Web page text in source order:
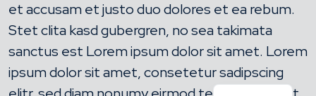
et accusam et justo duo dolores et ea rebum.
Stet clita kasd gubergren, no sea takimata
sanctus est Lorem ipsum dolor sit amet. Lorem
ipsum dolor sit amet, consetetur sadipscing